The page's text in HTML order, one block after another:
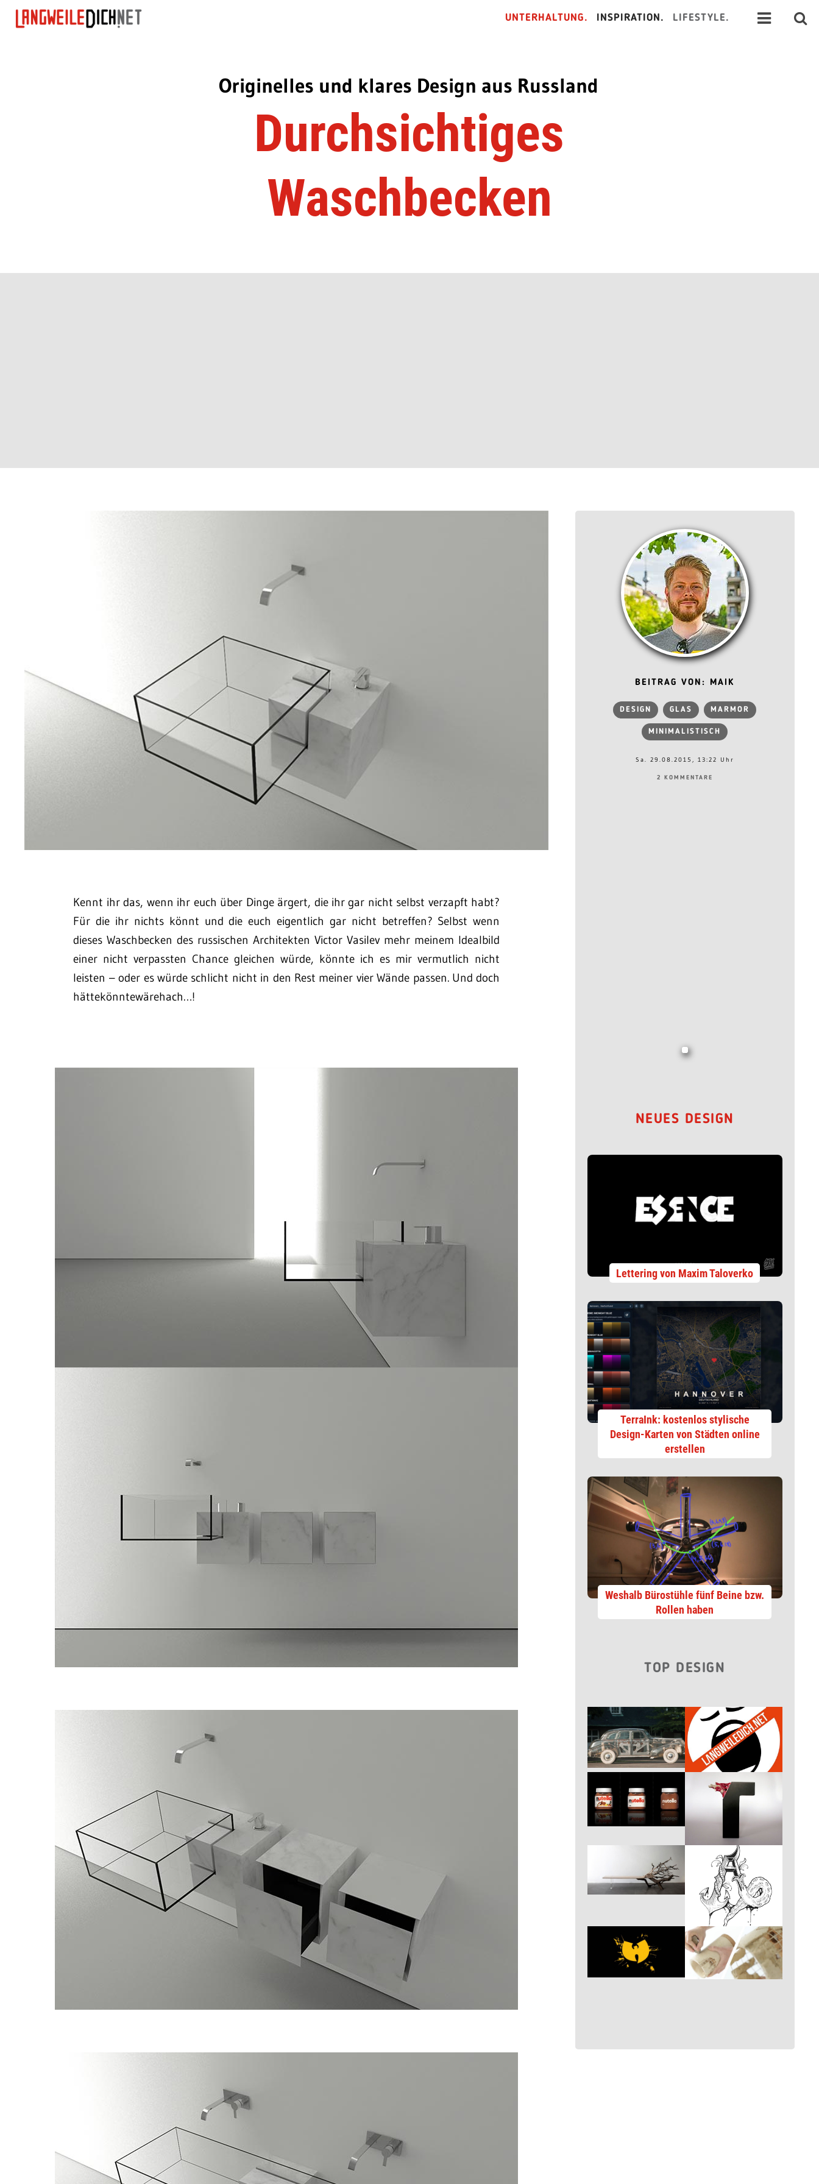
UNTERHALTUNG. INSPIRATION. LIFESTYLE.
Originelles und klares Design aus Russland
Durchsichtiges
Waschbecken
Kennt ihr das, wenn ihr euch über Dinge ärgert, die ihr gar nicht selbst verzapft habt?
Für die ihr nichts könnt und die euch eigentlich gar nicht betreffen? Selbst wenn
dieses Waschbecken des russischen Architekten Victor Vasilev mehr meinem Idealbild
einer nicht verpassten Chance gleichen würde, könnte ich es mir vermutlich nicht
leisten – oder es würde schlicht nicht in den Rest meiner vier Wände passen. Und doch
hättekönntewärehach…!
BEITRAG VON: MAIK
DESIGN GLAS MARMOR
MINIMALISTISCH
Sa. 29.08.2015, 13:22 Uhr
2 KOMMENTARE
NEUES DESIGN
Lettering von Maxim Taloverko
TerraInk: kostenlos stylische
Design-Karten von Städten online
erstellen
Weshalb Bürostühle fünf Beine bzw.
Rollen haben
TOP DESIGN